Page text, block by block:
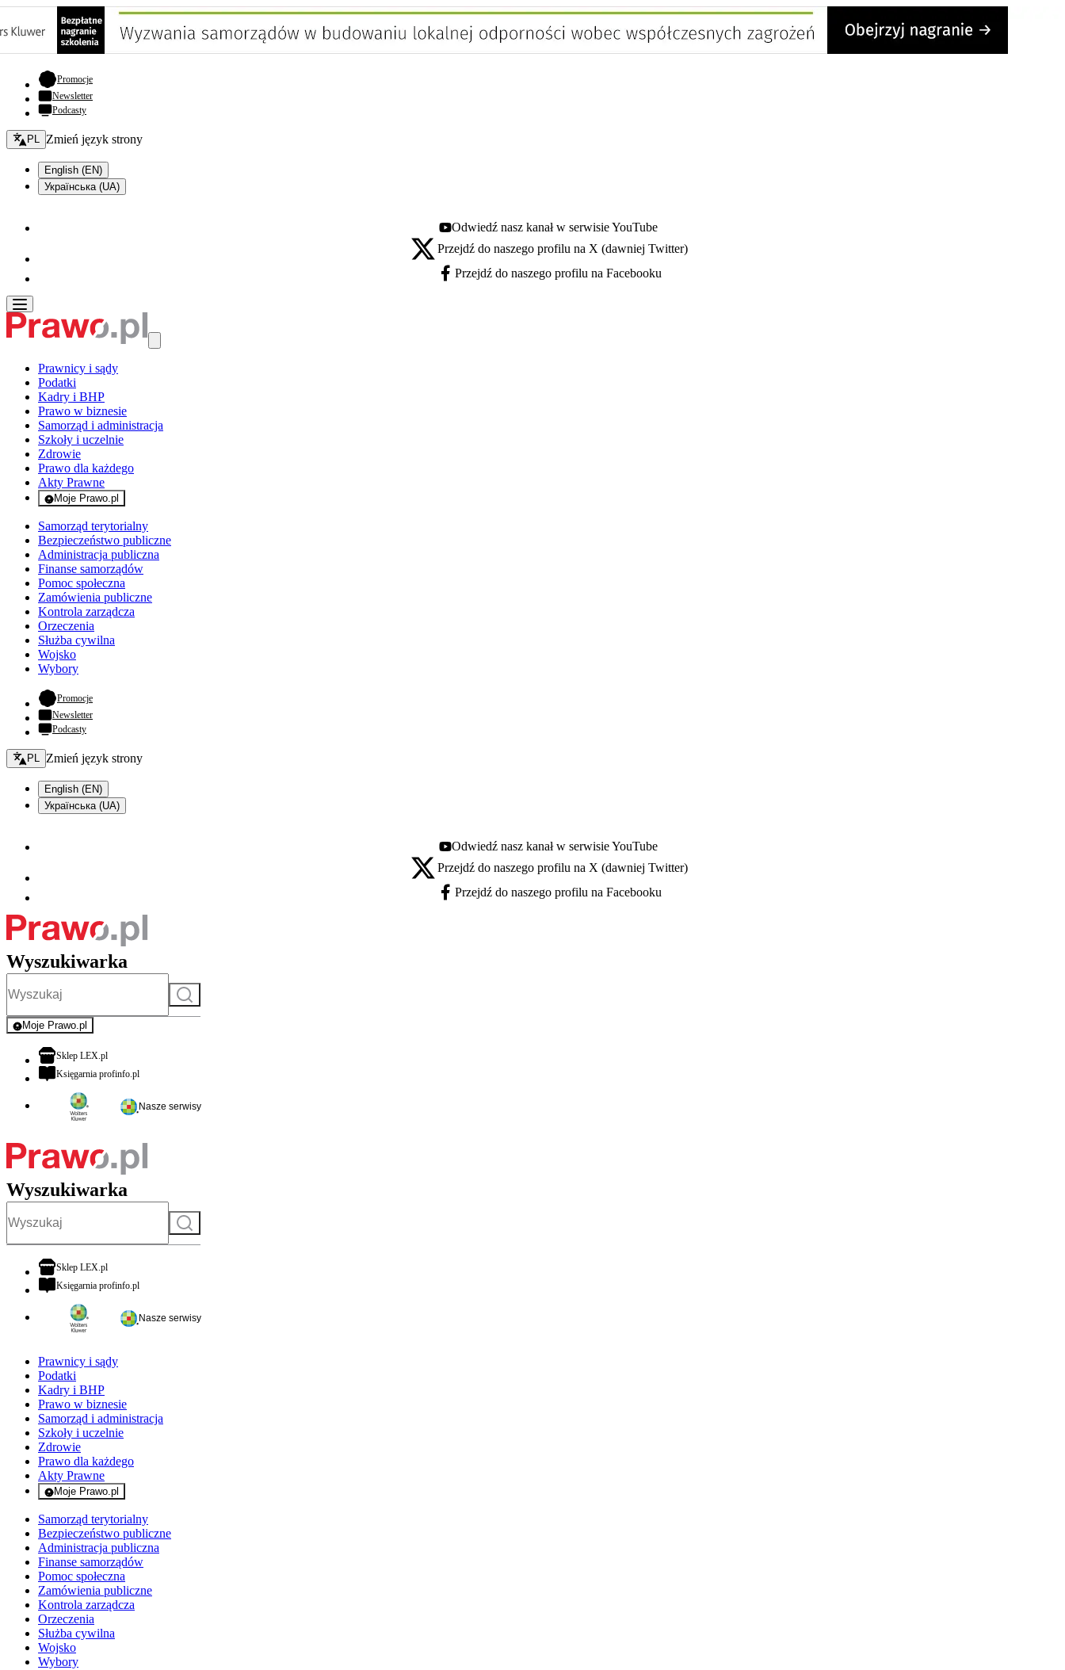
Promocje- otwiera się w nowej karcie
Newsletter
Podcasty
Zmień język - bieżący:
PL Zmień język strony
English (EN)
Українська (UA)
Youtube - otwiera się w nowej karcie
Odwiedź nasz kanał w serwisie YouTube
X - otwiera się w nowej karcie
Przejdź do naszego profilu na X (dawniej Twitter)
Facebook - otwiera się w nowej karcie
Przejdź do naszego profilu na Facebooku
Prawnicy i sądy
Podatki
Kadry i BHP
Prawo w biznesie
Samorząd i administracja
Szkoły i uczelnie
Zdrowie
Prawo dla każdego
Akty Prawne
Moje Prawo.pl
- rejestracja i logowanie do serwisu
Samorząd terytorialny
Bezpieczeństwo publiczne
Administracja publiczna
Finanse samorządów
Pomoc społeczna
Zamówienia publiczne
Kontrola zarządcza
Orzeczenia
Służba cywilna
Wojsko
Wybory
Promocje- otwiera się w nowej karcie
Newsletter
Podcasty
Zmień język - bieżący:
PL Zmień język strony
English (EN)
Українська (UA)
Youtube - otwiera się w nowej karcie
Odwiedź nasz kanał w serwisie YouTube
X - otwiera się w nowej karcie
Przejdź do naszego profilu na X (dawniej Twitter)
Facebook - otwiera się w nowej karcie
Przejdź do naszego profilu na Facebooku
Wyszukiwarka
Szukaj
Moje Prawo.pl
- rejestracja i logowanie do serwisu
Sklep LEX.plotwiera się w nowej karcie
Księgarnia profinfo.plotwiera się w nowej karcie
Nasze serwisy
Wyszukiwarka
Szukaj
Sklep LEX.plotwiera się w nowej karcie
Księgarnia profinfo.plotwiera się w nowej karcie
Nasze serwisy
Prawnicy i sądy
Podatki
Kadry i BHP
Prawo w biznesie
Samorząd i administracja
Szkoły i uczelnie
Zdrowie
Prawo dla każdego
Akty Prawne
Moje Prawo.pl
- rejestracja i logowanie do serwisu
Samorząd terytorialny
Bezpieczeństwo publiczne
Administracja publiczna
Finanse samorządów
Pomoc społeczna
Zamówienia publiczne
Kontrola zarządcza
Orzeczenia
Służba cywilna
Wojsko
Wybory